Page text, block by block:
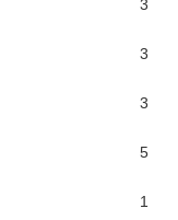
3
3
3
5
1